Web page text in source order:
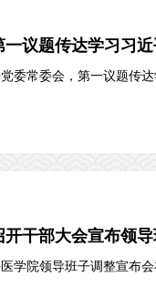
议题传达学习习
委常委会，第一议题传
干部大会宣布领
学院领导班子调整宣布